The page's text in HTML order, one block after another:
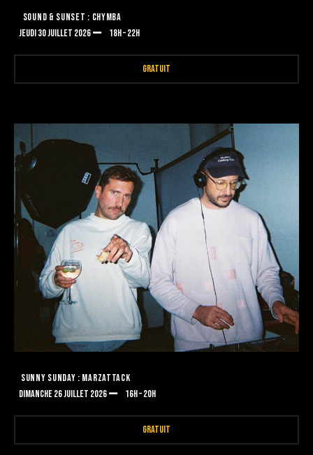
SOUND & SUNSET : CHYMBA
JEUDI 30 JUILLET 2026
18H – 22H
GRATUIT
SUNNY SUNDAY : MARZATTACK
DIMANCHE 26 JUILLET 2026
16H – 20H
GRATUIT